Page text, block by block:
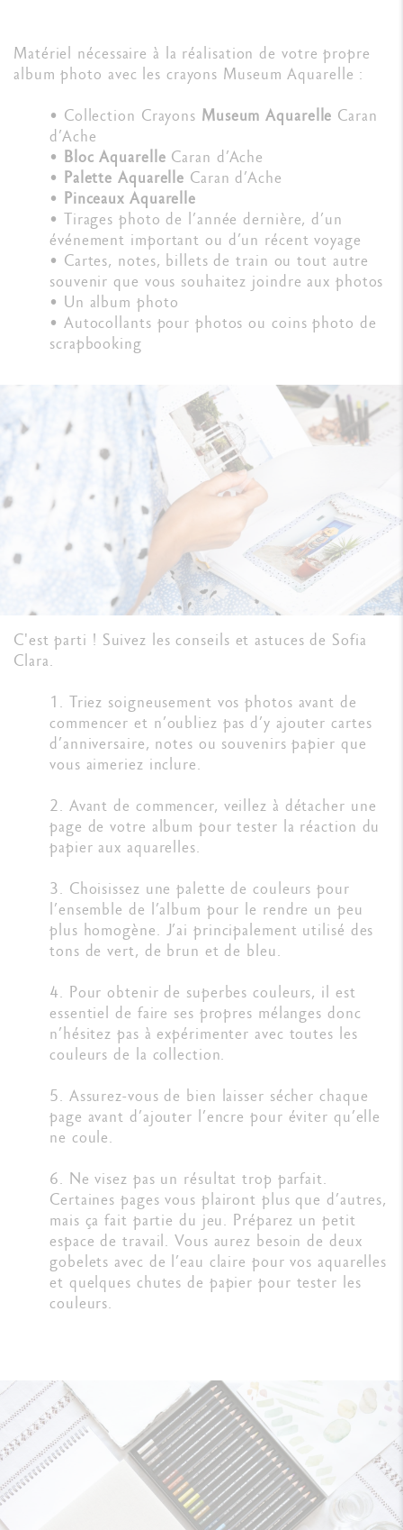
Matériel nécessaire à la réalisation de votre propre
album photo avec les crayons Museum Aquarelle :
• Collection Crayons Museum Aquarelle Caran
d’Ache
• Bloc Aquarelle Caran d’Ache
• Palette Aquarelle Caran d’Ache
• Pinceaux Aquarelle
• Tirages photo de l’année dernière, d’un
événement important ou d’un récent voyage
• Cartes, notes, billets de train ou tout autre
souvenir que vous souhaitez joindre aux photos
• Un album photo
• Autocollants pour photos ou coins photo de
scrapbooking
C'est parti ! Suivez les conseils et astuces de Sofia
Clara.
1. Triez soigneusement vos photos avant de
commencer et n’oubliez pas d’y ajouter cartes
d’anniversaire, notes ou souvenirs papier que
vous aimeriez inclure.
2. Avant de commencer, veillez à détacher une
page de votre album pour tester la réaction du
papier aux aquarelles.
3. Choisissez une palette de couleurs pour
l’ensemble de l’album pour le rendre un peu
plus homogène. J’ai principalement utilisé des
tons de vert, de brun et de bleu.
4. Pour obtenir de superbes couleurs, il est
essentiel de faire ses propres mélanges donc
n’hésitez pas à expérimenter avec toutes les
couleurs de la collection.
5. Assurez-vous de bien laisser sécher chaque
page avant d’ajouter l’encre pour éviter qu’elle
ne coule.
6. Ne visez pas un résultat trop parfait.
Certaines pages vous plairont plus que d’autres,
mais ça fait partie du jeu. Préparez un petit
espace de travail. Vous aurez besoin de deux
gobelets avec de l’eau claire pour vos aquarelles
et quelques chutes de papier pour tester les
couleurs.